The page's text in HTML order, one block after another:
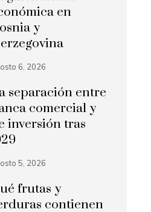
en
y
6, 2026
separación entre
comercial y
inversión tras
5, 2026
frutas y
contienen